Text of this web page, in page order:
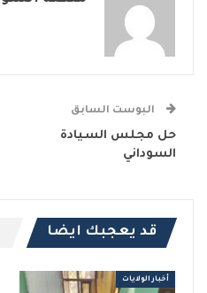
البوست السابق
حل مجلس السيادة
السوداني
قد يعجبك ايضا
أخبار الولايات